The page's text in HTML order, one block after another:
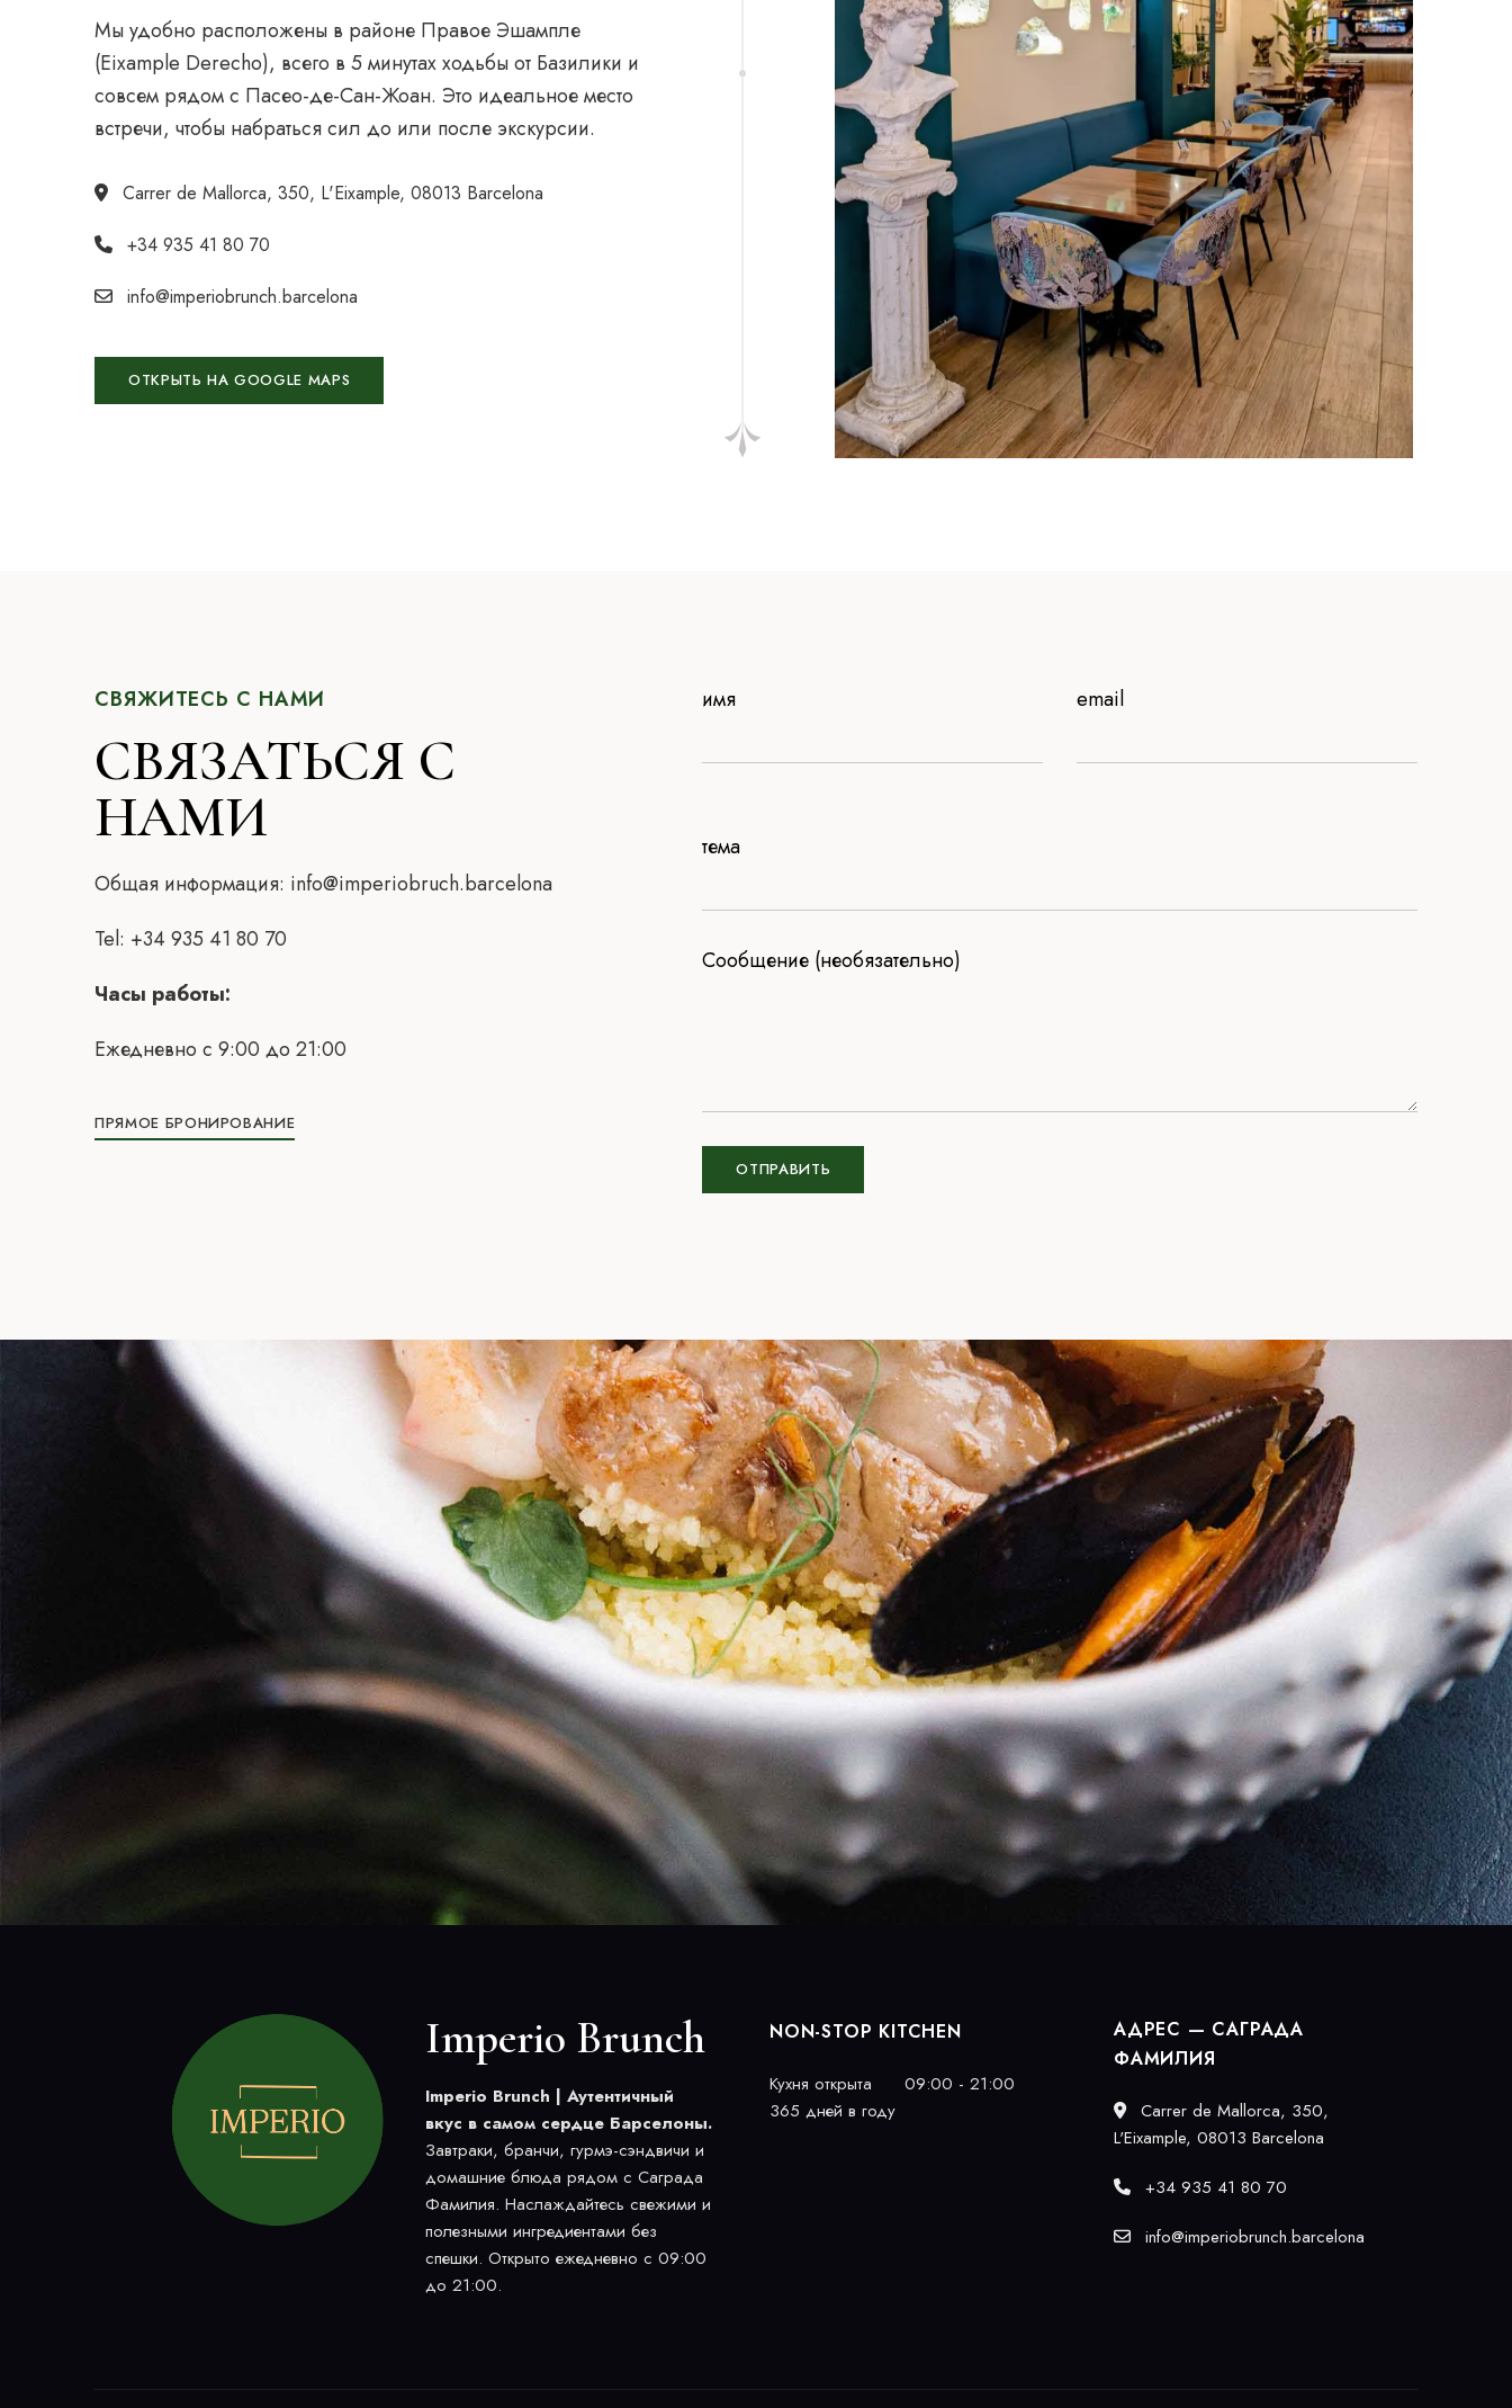
Мы удобно расположены в районе Правое Эшампле
(Eixample Derecho), всего в 5 минутах ходьбы от Базилики и
совсем рядом с Пасео-де-Сан-Жоан. Это идеальное место
встречи, чтобы набраться сил до или после экскурсии.
Carrer de Mallorca, 350, L'Eixample, 08013 Barcelona
+34 935 41 80 70
info@imperiobrunch.barcelona
ОТКРЫТЬ НА GOOGLE MAPS
СВЯЖИТЕСЬ С НАМИ
СВЯЗАТЬСЯ С
НАМИ
Общая информация: info@imperiobruch.barcelona
Tel: +34 935 41 80 70
Часы работы:
Ежедневно с 9:00 до 21:00
ПРЯМОЕ БРОНИРОВАНИЕ
имя email
тема
Сообщение (необязательно)
Imperio Brunch
Imperio Brunch | Аутентичный
вкус в самом сердце Барселоны.
Завтраки, бранчи, гурмэ-сэндвичи и
домашние блюда рядом с Саграда
Фамилия. Наслаждайтесь свежими и
полезными ингредиентами без
спешки. Открыто ежедневно с 09:00
до 21:00.
NON-STOP KITCHEN
Кухня открыта
365 дней в году
09:00 - 21:00
АДРЕС — САГРАДА
ФАМИЛИЯ
Carrer de Mallorca, 350,
L'Eixample, 08013 Barcelona
+34 935 41 80 70
info@imperiobrunch.barcelona